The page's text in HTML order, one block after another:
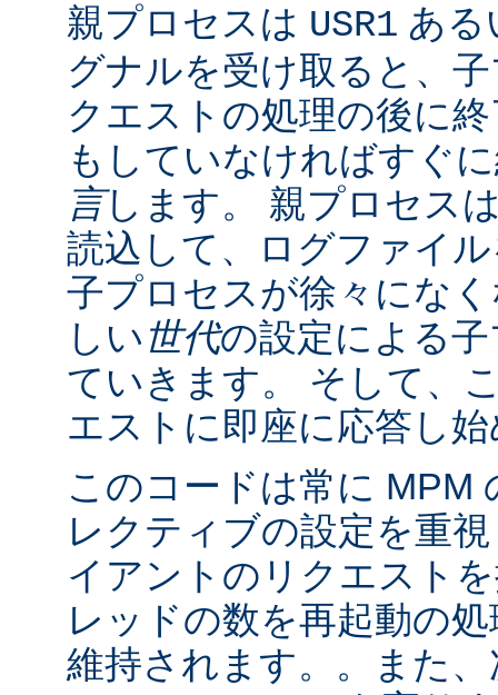
親プロセスは USR1 あ
グナルを受け取ると、
クエストの処理の後に
もしていなければすぐ
言します。 親プロセス
読込して、ログファイ
子プロセスが徐々にな
しい世代の設定による
ていきます。 そして、
エストに即座に応答し
このコードは常に MPM
レクティブの設定を重
イアントのリクエスト
レッドの数を再起動の
維持されます。。また